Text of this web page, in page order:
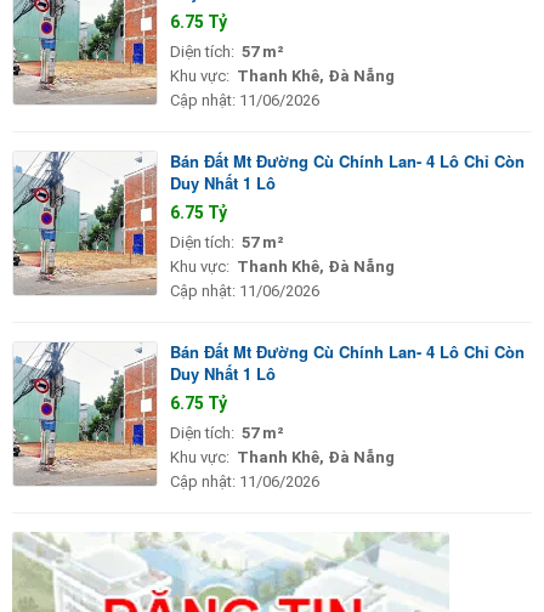
6.75 Tỷ
Diện tích: 57 m²
Khu vực: Thanh Khê, Đà Nẵng
Cập nhật: 11/06/2026
Bán Đất Mt Đường Cù Chính Lan- 4 Lô Chỉ Còn
Duy Nhất 1 Lô
6.75 Tỷ
Diện tích: 57 m²
Khu vực: Thanh Khê, Đà Nẵng
Cập nhật: 11/06/2026
Bán Đất Mt Đường Cù Chính Lan- 4 Lô Chỉ Còn
Duy Nhất 1 Lô
6.75 Tỷ
Diện tích: 57 m²
Khu vực: Thanh Khê, Đà Nẵng
Cập nhật: 11/06/2026